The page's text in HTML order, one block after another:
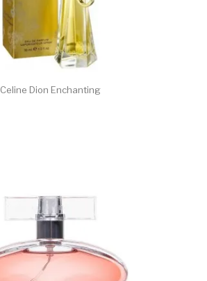
Celine Dion Enchanting